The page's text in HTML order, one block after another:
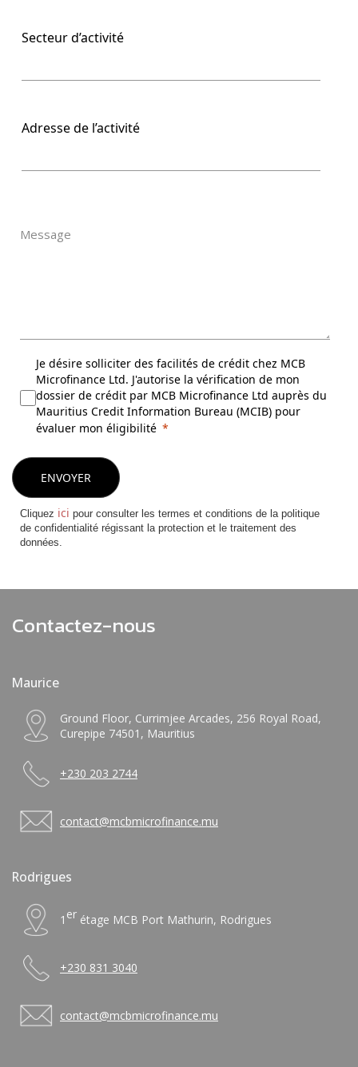
Secteur d’activité
Adresse de l’activité
Je désire solliciter des facilités de crédit chez MCB
Microfinance Ltd. J'autorise la vérification de mon
dossier de crédit par MCB Microfinance Ltd auprès du
Mauritius Credit Information Bureau (MCIB) pour
évaluer mon éligibilité
ENVOYER
Cliquez ici pour consulter les termes et conditions de la politique
de confidentialité régissant la protection et le traitement des
données.
Contactez-nous
Maurice
Ground Floor, Currimjee Arcades, 256 Royal Road,
Curepipe 74501, Mauritius
+230 203 2744
contact@mcbmicrofinance.mu
Rodrigues
1 er étage MCB Port Mathurin, Rodrigues
+230 831 3040
contact@mcbmicrofinance.mu